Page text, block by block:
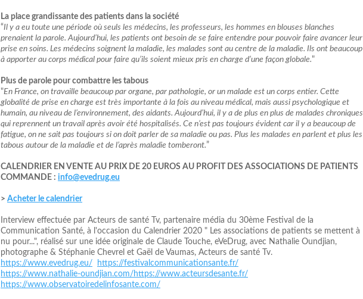
La place grandissante des patients dans la société
“Il y a eu toute une période où seuls les médecins, les professeurs, les hommes en blouses blanches
prenaient la parole. Aujourd’hui, les patients ont besoin de se faire entendre pour pouvoir faire avancer leur
prise en soins. Les médecins soignent la maladie, les malades sont au centre de la maladie. Ils ont beaucoup
à apporter au corps médical pour faire qu’ils soient mieux pris en charge d’une façon globale."
Plus de parole pour combattre les tabous
"En France, on travaille beaucoup par organe, par pathologie, or un malade est un corps entier. Cette
globalité de prise en charge est très importante à la fois au niveau médical, mais aussi psychologique et
humain, au niveau de l’environnement, des aidants. Aujourd’hui, il y a de plus en plus de malades chroniques
qui reprennent un travail après avoir été hospitalisés. Ce n’est pas toujours évident car il y a beaucoup de
fatigue, on ne sait pas toujours si on doit parler de sa maladie ou pas. Plus les malades en parlent et plus les
tabous autour de la maladie et de l’après maladie tomberont.”
CALENDRIER EN VENTE AU PRIX DE 20 EUROS AU PROFIT DES ASSOCIATIONS DE PATIENTS
COMMANDE : info@evedrug.eu
> Acheter le calendrier
Interview effectuée par Acteurs de santé Tv, partenaire média du 30ème Festival de la
Communication Santé, à l'occasion du Calendrier 2020 " Les associations de patients se mettent à
nu pour...", réalisé sur une idée originale de Claude Touche, eVeDrug, avec Nathalie Oundjian,
photographe & Stéphanie Chevrel et Gaël de Vaumas, Acteurs de santé Tv.
https://www.evedrug.eu/
https://festivalcommunicationsante.fr/
https://www.nathalie-oundjian.com/https://www.acteursdesante.fr/
https://www.observatoiredelinfosante.com/